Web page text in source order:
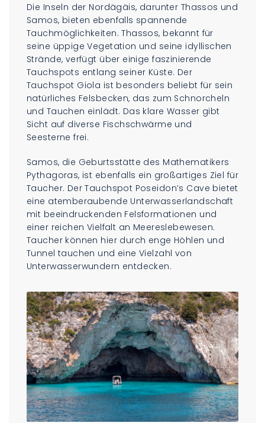
Die Inseln der Nordägäis, darunter Thassos und
Samos, bieten ebenfalls spannende
Tauchmöglichkeiten. Thassos, bekannt für
seine üppige Vegetation und seine idyllischen
Strände, verfügt über einige faszinierende
Tauchspots entlang seiner Küste. Der
Tauchspot Giola ist besonders beliebt für sein
natürliches Felsbecken, das zum Schnorcheln
und Tauchen einlädt. Das klare Wasser gibt
Sicht auf diverse Fischschwärme und
Seesterne frei.
Samos, die Geburtsstätte des Mathematikers
Pythagoras, ist ebenfalls ein großartiges Ziel für
Taucher. Der Tauchspot Poseidon’s Cave bietet
eine atemberaubende Unterwasserlandschaft
mit beeindruckenden Felsformationen und
einer reichen Vielfalt an Meereslebewesen.
Taucher können hier durch enge Höhlen und
Tunnel tauchen und eine Vielzahl von
Unterwasserwundern entdecken.